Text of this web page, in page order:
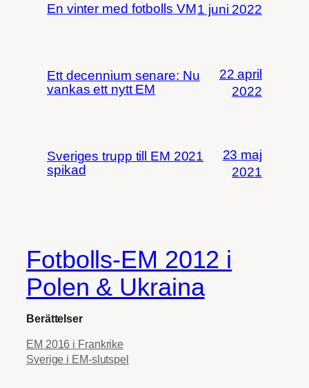
En vinter med fotbolls VM1 juni 2022
Ett decennium senare: Nu
vankas ett nytt EM
22 april
2022
Sveriges trupp till EM 2021
spikad
23 maj
2021
Fotbolls-EM 2012 i
Polen & Ukraina
Berättelser
EM 2016 i Frankrike
Sverige i EM-slutspel